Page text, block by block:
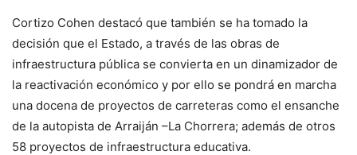
Cortizo Cohen destacó que también se ha tomado la
decisión que el Estado, a través de las obras de
infraestructura pública se convierta en un dinamizador de
la reactivación económico y por ello se pondrá en marcha
una docena de proyectos de carreteras como el ensanche
de la autopista de Arraiján –La Chorrera; además de otros
58 proyectos de infraestructura educativa.